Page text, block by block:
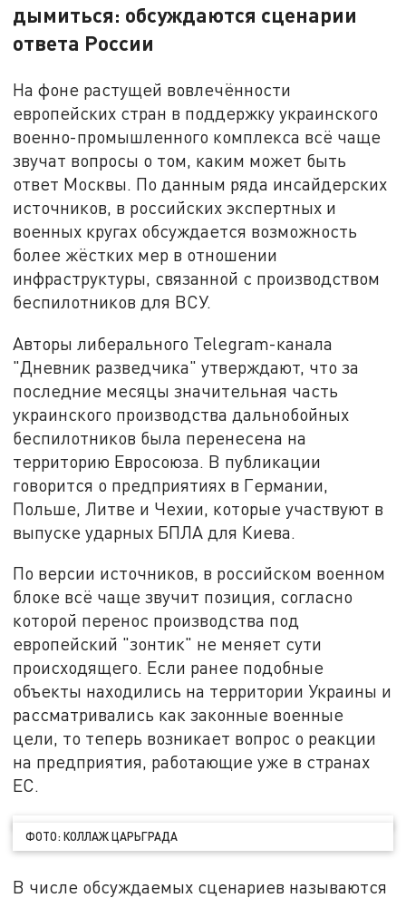
дымиться: обсуждаются сценарии
ответа России
На фоне растущей вовлечённости
европейских стран в поддержку украинского
военно-промышленного комплекса всё чаще
звучат вопросы о том, каким может быть
ответ Москвы. По данным ряда инсайдерских
источников, в российских экспертных и
военных кругах обсуждается возможность
более жёстких мер в отношении
инфраструктуры, связанной с производством
беспилотников для ВСУ.
Авторы либерального Telegram-канала
"Дневник разведчика" утверждают, что за
последние месяцы значительная часть
украинского производства дальнобойных
беспилотников была перенесена на
территорию Евросоюза. В публикации
говорится о предприятиях в Германии,
Польше, Литве и Чехии, которые участвуют в
выпуске ударных БПЛА для Киева.
По версии источников, в российском военном
блоке всё чаще звучит позиция, согласно
которой перенос производства под
европейский "зонтик" не меняет сути
происходящего. Если ранее подобные
объекты находились на территории Украины и
рассматривались как законные военные
цели, то теперь возникает вопрос о реакции
на предприятия, работающие уже в странах
ЕС.
ФОТО: КОЛЛАЖ ЦАРЬГРАДА
В числе обсуждаемых сценариев называются